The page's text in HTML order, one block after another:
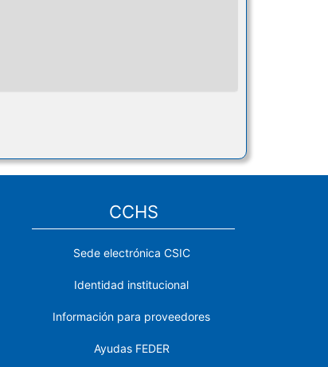
CCHS
Sede electrónica CSIC
Identidad institucional
Información para proveedores
Ayudas FEDER